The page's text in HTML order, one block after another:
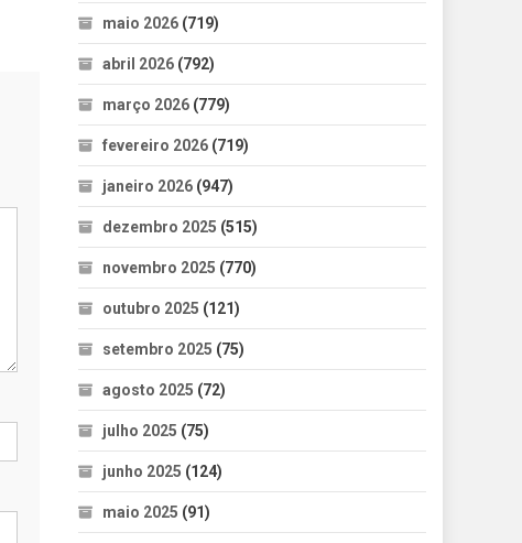
maio 2026 (719)
abril 2026 (792)
março 2026 (779)
fevereiro 2026 (719)
janeiro 2026 (947)
dezembro 2025 (515)
novembro 2025 (770)
outubro 2025 (121)
setembro 2025 (75)
agosto 2025 (72)
julho 2025 (75)
junho 2025 (124)
maio 2025 (91)